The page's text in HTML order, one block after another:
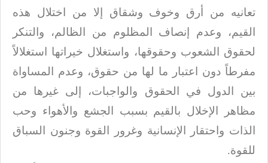
تعانيه من أرق وخوف وشقاق إلا من اختلال هذه
القيم، وعدم إنصاف المظلوم من الظالم، والتنكر
لحقوق
الشعوب وحقوقها، واستغلال خيراتها استغلالاً
مفرطاً دون اعتبار ما لها من حقوق، وعدم المساواة
بين الدول في الحقوق والواجبات، إلى غيرها من
مظاهر الإخلال بالقيم بسبب الجشع والأهواء وحب
الذات واحتقار الإنسانية وغرور القوة وجنون السباق
للقوة.